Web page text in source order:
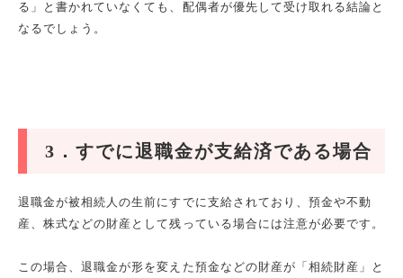
る」と書かれていなくても、配偶者が優先して受け取れる結論と
なるでしょう。
3 ．すでに退職金が支給済である場合
退職金が被相続人の生前にすでに支給されており、預金や不動
産、株式などの財産として残っている場合には注意が必要です。
この場合、退職金が形を変えた預金などの財産が「相続財産」と